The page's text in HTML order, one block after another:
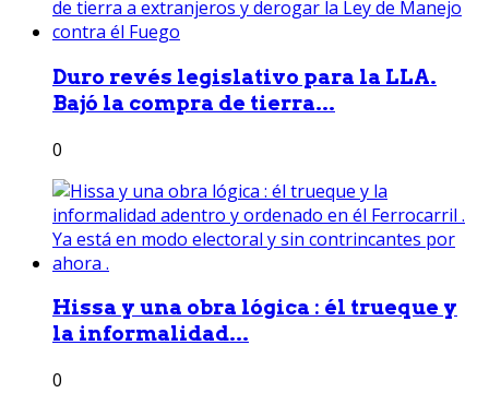
Duro revés legislativo para la LLA.
Bajó la compra de tierra...
0
Hissa y una obra lógica : él trueque y
la informalidad...
0